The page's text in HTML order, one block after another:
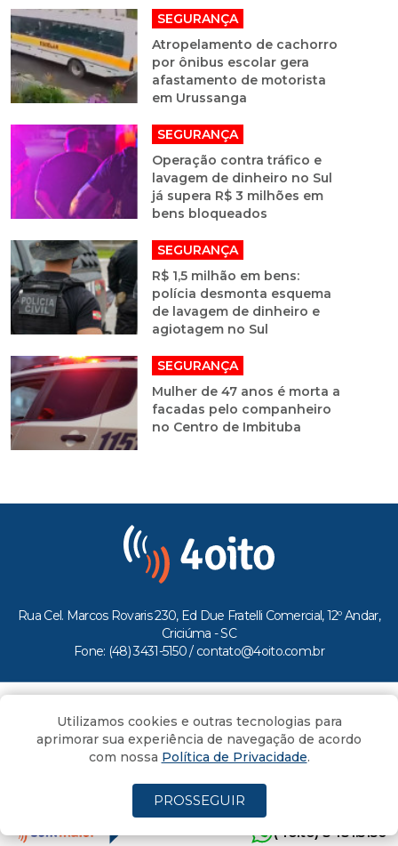
SEGURANÇA
Atropelamento de cachorro
por ônibus escolar gera
afastamento de motorista
em Urussanga
SEGURANÇA
Operação contra tráfico e
lavagem de dinheiro no Sul
já supera R$ 3 milhões em
bens bloqueados
SEGURANÇA
R$ 1,5 milhão em bens:
polícia desmonta esquema
de lavagem de dinheiro e
agiotagem no Sul
SEGURANÇA
Mulher de 47 anos é morta a
facadas pelo companheiro
no Centro de Imbituba
Rua Cel. Marcos Rovaris 230, Ed Due Fratelli Comercial, 12º Andar,
Criciúma - SC
Fone: (48) 3431-5150 / contato@4oito.com.br
Todos os direitos reservados ao Portal 4oito
(4oito) 3431.5150
Utilizamos cookies e outras tecnologias para
aprimorar sua experiência de navegação de acordo
com nossa Política de Privacidade.
PROSSEGUIR